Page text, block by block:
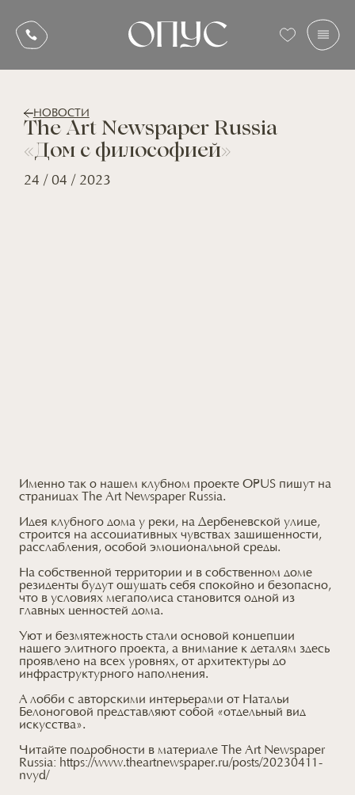
НОВОСТИ
The Art Newspaper Russia
«Дом с философией»
24 / 04 / 2023
Именно так о нашем клубном проекте OPUS пишут на
страницах The Art Newspaper Russia.
Идея клубного дома у реки, на Дербеневской улице,
строится на ассоциативных чувствах защищенности,
расслабления, особой эмоциональной среды.
На собственной территории и в собственном доме
резиденты будут ощущать себя спокойно и безопасно,
что в условиях мегаполиса становится одной из
главных ценностей дома.
Уют и безмятежность стали основой концепции
нашего элитного проекта, а внимание к деталям здесь
проявлено на всех уровнях, от архитектуры до
инфраструктурного наполнения.
А лобби с авторскими интерьерами от Натальи
Белоноговой представляют собой «отдельный вид
искусства».
Читайте подробности в материале The Art Newspaper
Russia: https://www.theartnewspaper.ru/posts/20230411-
nvyd/